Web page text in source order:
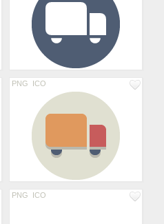
PNG ICO
PNG ICO